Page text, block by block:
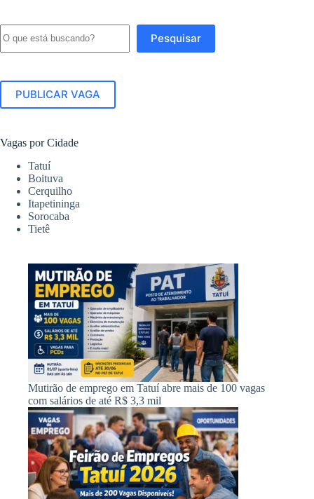
Pesquisar
PUBLICAR VAGA
Vagas por Cidade
Tatuí
Boituva
Cerquilho
Itapetininga
Sorocaba
Tietê
Mutirão de emprego em Tatuí abre mais de 100 vagas
com salários de até R$ 3,3 mil